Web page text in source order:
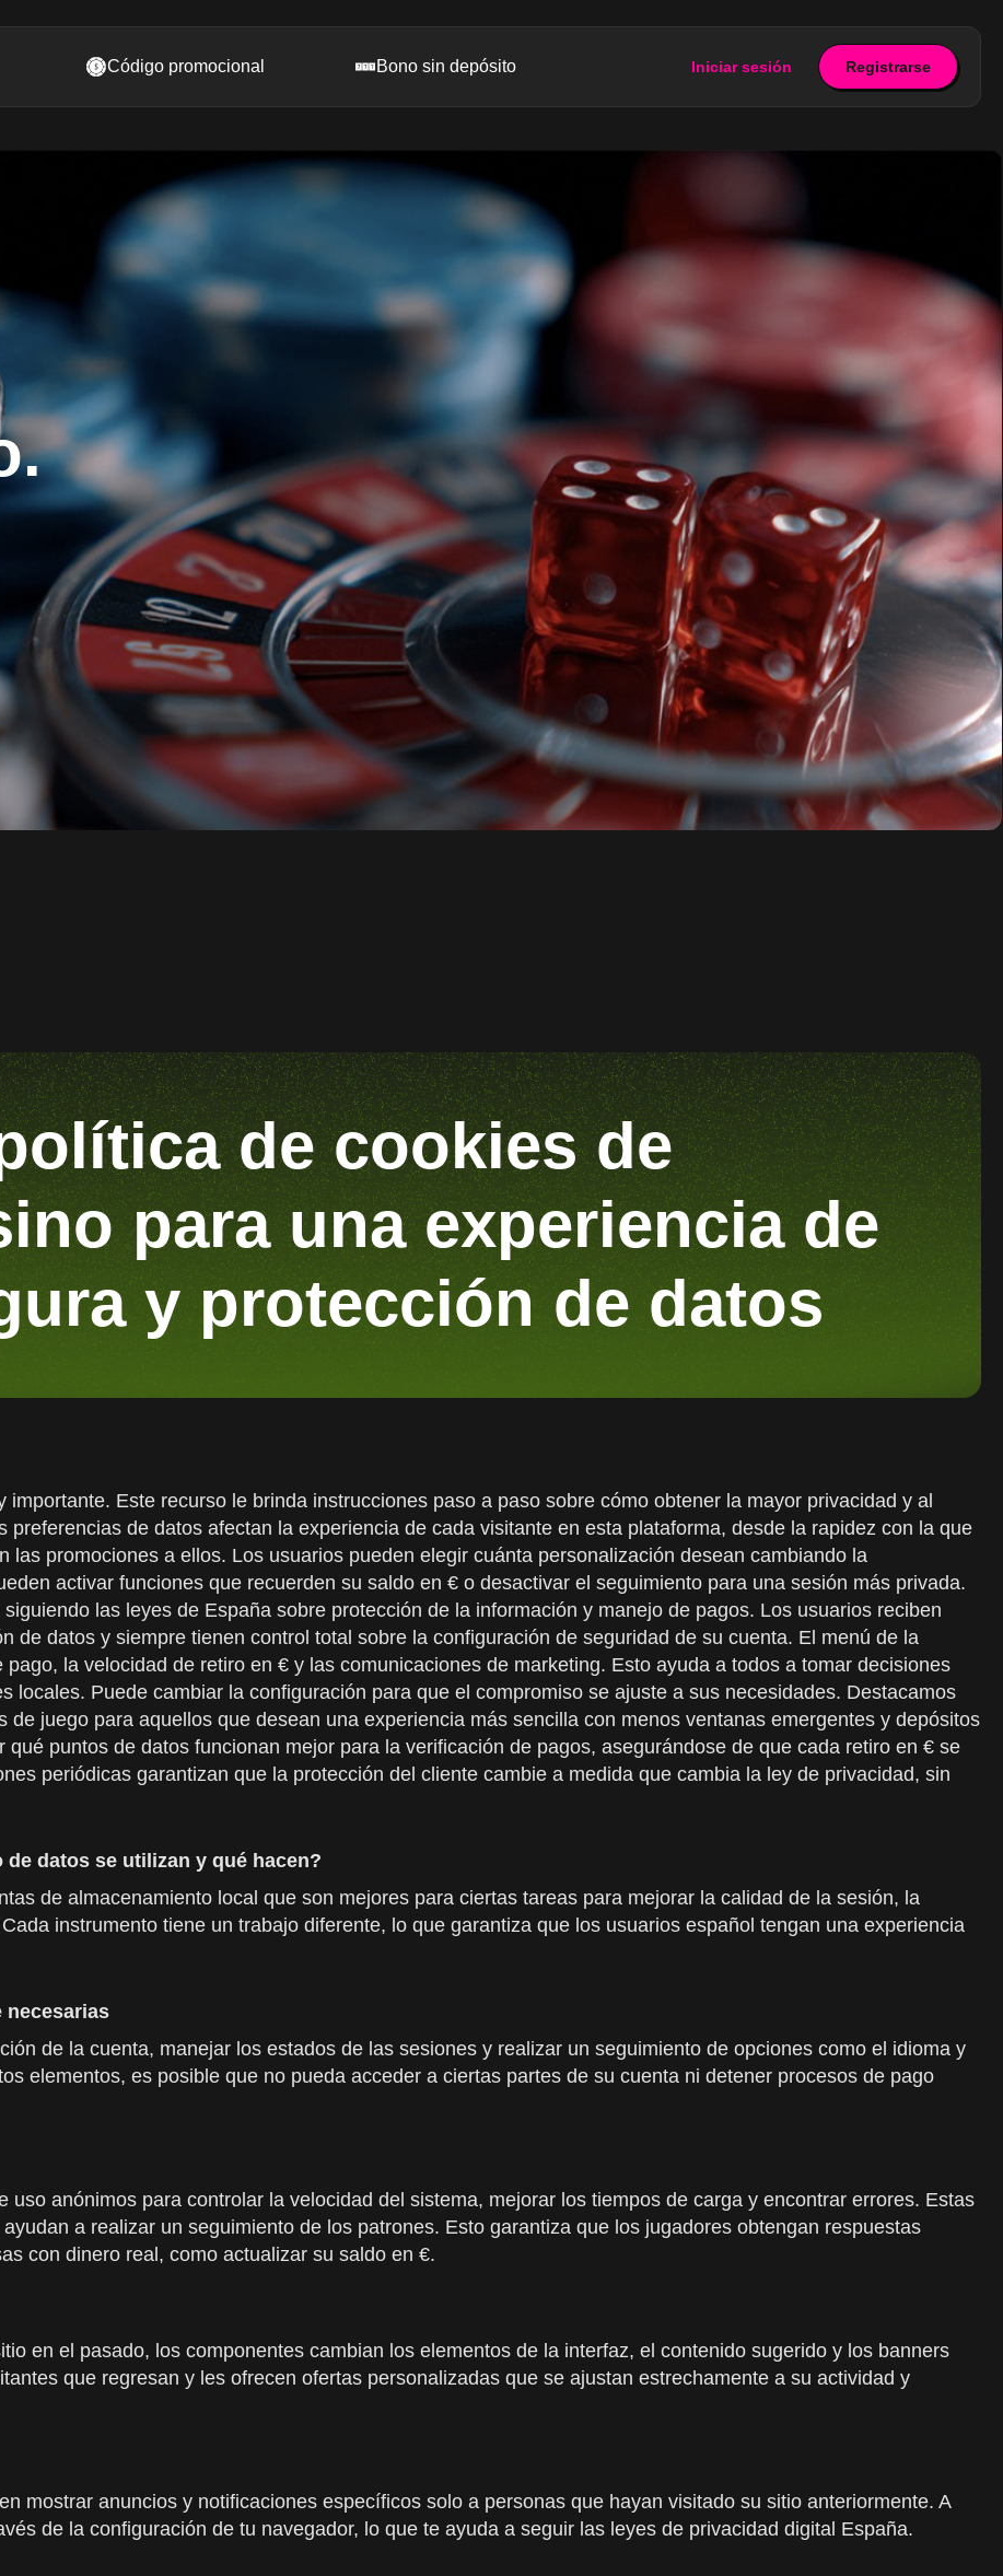
Código promocional Bono sin depósito Iniciar sesión Registrarse
de cookies de
para una experiencia de
y protección de datos
Este recurso le brinda instrucciones paso a paso sobre cómo obtener la mayor privacidad y al
de datos afectan la experiencia de cada visitante en esta plataforma, desde la rapidez con la que
las promociones a ellos. Los usuarios pueden elegir cuánta personalización desean cambiando la
activar funciones que recuerden su saldo en € o desactivar el seguimiento para una sesión más privada.
las leyes de España sobre protección de la información y manejo de pagos. Los usuarios reciben
de datos y siempre tienen control total sobre la configuración de seguridad de su cuenta. El menú de la
la velocidad de retiro en € y las comunicaciones de marketing. Esto ayuda a todos a tomar decisiones
locales. Puede cambiar la configuración para que el compromiso se ajuste a sus necesidades. Destacamos
juego para aquellos que desean una experiencia más sencilla con menos ventanas emergentes y depósitos
puntos de datos funcionan mejor para la verificación de pagos, asegurándose de que cada retiro en € se
periódicas garantizan que la protección del cliente cambie a medida que cambia la ley de privacidad, sin
datos se utilizan y qué hacen?
de almacenamiento local que son mejores para ciertas tareas para mejorar la calidad de la sesión, la
instrumento tiene un trabajo diferente, lo que garantiza que los usuarios español tengan una experiencia
necesarias
de la cuenta, manejar los estados de las sesiones y realizar un seguimiento de opciones como el idioma y
elementos, es posible que no pueda acceder a ciertas partes de su cuenta ni detener procesos de pago
uso anónimos para controlar la velocidad del sistema, mejorar los tiempos de carga y encontrar errores. Estas
a realizar un seguimiento de los patrones. Esto garantiza que los jugadores obtengan respuestas
con dinero real, como actualizar su saldo en €.
en el pasado, los componentes cambian los elementos de la interfaz, el contenido sugerido y los banners
que regresan y les ofrecen ofertas personalizadas que se ajustan estrechamente a su actividad y
mostrar anuncios y notificaciones específicos solo a personas que hayan visitado su sitio anteriormente. A
de la configuración de tu navegador, lo que te ayuda a seguir las leyes de privacidad digital España.